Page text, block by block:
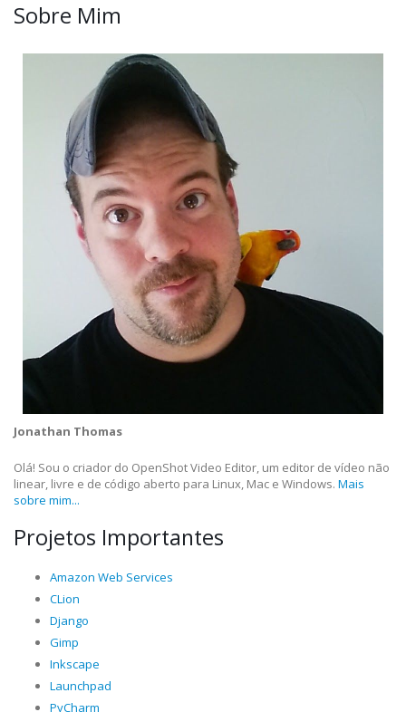
Sobre Mim
Jonathan Thomas
Olá! Sou o criador do OpenShot Video Editor, um editor de vídeo não
linear, livre e de código aberto para Linux, Mac e Windows. Mais
sobre mim...
Projetos Importantes
Amazon Web Services
CLion
Django
Gimp
Inkscape
Launchpad
PyCharm